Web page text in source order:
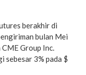
berakhir di
bulan Mei
Group Inc.
sebesar 3% pada $